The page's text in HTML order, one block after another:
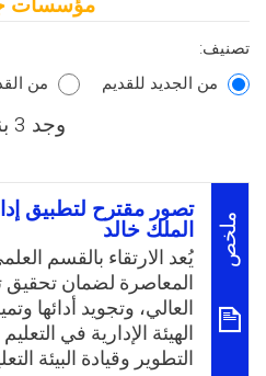
تصنيف:
من الجديد للقديم
من
وجد 3 بنود
ملخص
تصور مقترح لتطبيق
الملك خالد
يُعد الارتقاء بالقسم
المعاصرة لضمان
العالي، وتجويد أدائها
الهيئة الإدارية في
التطوير وقيادة البيئة